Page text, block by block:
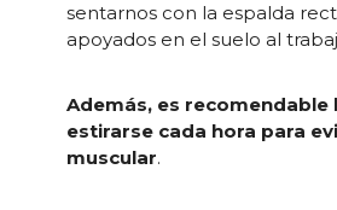
sentarnos con la espalda
apoyados en el suelo al
Además, es recomendable
estirarse cada hora para
muscular.